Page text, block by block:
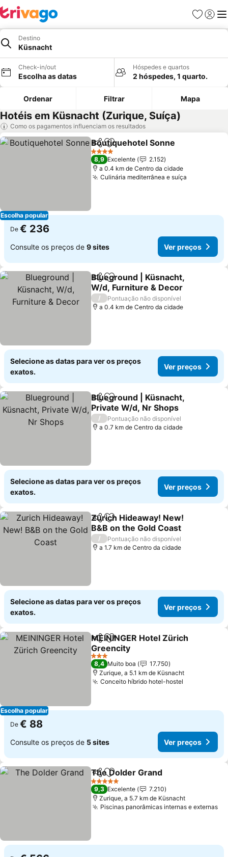
Favoritos
Iniciar
Destino
Küsnacht
Check-in/out
Escolha as datas
Hóspedes e quartos
2 hóspedes, 1 quarto.
Ordenar Filtrar Mapa
Hotéis em Küsnacht (Zurique, Suíça)
Como os pagamentos influenciam os resultados
Escolha popular
PartilharAdicionar aos favoritos
Boutiquehotel Sonne
4 Estrelas
8,9 Excelente
2.152
a 0.4 km de Centro da cidade
Culinária mediterrânea e suíça
De € 236
Consulte os preços de 9 sites Ver preços
PartilharAdicionar aos favoritos
Blueground | Küsnacht,
W/d, Furniture & Decor
Ver preços
/
Pontuação não disponível
a 0.4 km de Centro da cidade
Selecione as datas para ver os preços
exatos.
Ver preços
PartilharAdicionar aos favoritos
Blueground | Küsnacht,
Private W/d, Nr Shops
Ver preços
/
Pontuação não disponível
a 0.7 km de Centro da cidade
Selecione as datas para ver os preços
exatos.
Ver preços
PartilharAdicionar aos favoritos
Zurich Hideaway! New!
B&B on the Gold Coast
Ver preços
/
Pontuação não disponível
a 1.7 km de Centro da cidade
Selecione as datas para ver os preços
exatos.
Ver preços
Escolha popular
PartilharAdicionar aos favoritos
MEININGER Hotel Zürich
Greencity
Ver preços
3 Estrelas
8,4 Muito boa
17.750
Zurique, a 5.1 km de Küsnacht
Conceito híbrido hotel-hostel
De € 88
Consulte os preços de 5 sites Ver preços
PartilharAdicionar aos favoritos
The Dolder Grand
5 Estrelas
9,3 Excelente
7.210
Zurique, a 5.7 km de Küsnacht
Piscinas panorâmicas internas e externas